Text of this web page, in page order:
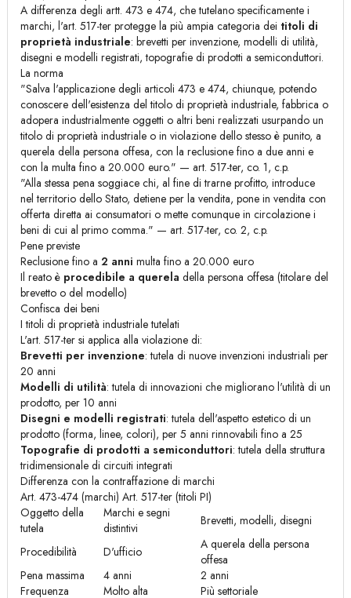
A differenza degli artt. 473 e 474, che tutelano specificamente i
marchi, l'art. 517-ter protegge la più ampia categoria dei titoli di
proprietà industriale: brevetti per invenzione, modelli di utilità,
disegni e modelli registrati, topografie di prodotti a semiconduttori.
La norma
"Salva l'applicazione degli articoli 473 e 474, chiunque, potendo
conoscere dell'esistenza del titolo di proprietà industriale, fabbrica o
adopera industrialmente oggetti o altri beni realizzati usurpando un
titolo di proprietà industriale o in violazione dello stesso è punito, a
querela della persona offesa, con la reclusione fino a due anni e
con la multa fino a 20.000 euro." — art. 517-ter, co. 1, c.p.
"Alla stessa pena soggiace chi, al fine di trarne profitto, introduce
nel territorio dello Stato, detiene per la vendita, pone in vendita con
offerta diretta ai consumatori o mette comunque in circolazione i
beni di cui al primo comma." — art. 517-ter, co. 2, c.p.
Pene previste
Reclusione fino a 2 anni multa fino a 20.000 euro
Il reato è procedibile a querela della persona offesa (titolare del
brevetto o del modello)
Confisca dei beni
I titoli di proprietà industriale tutelati
L'art. 517-ter si applica alla violazione di:
Brevetti per invenzione: tutela di nuove invenzioni industriali per
20 anni
Modelli di utilità: tutela di innovazioni che migliorano l'utilità di un
prodotto, per 10 anni
Disegni e modelli registrati: tutela dell'aspetto estetico di un
prodotto (forma, linee, colori), per 5 anni rinnovabili fino a 25
Topografie di prodotti a semiconduttori: tutela della struttura
tridimensionale di circuiti integrati
Differenza con la contraffazione di marchi
Art. 473-474 (marchi) Art. 517-ter (titoli PI)
Oggetto della
tutela
Marchi e segni
distintivi
Brevetti, modelli, disegni
Procedibilità
D'ufficio
A querela della persona
offesa
Pena massima
4 anni
2 anni
Frequenza
Molto alta
Più settoriale